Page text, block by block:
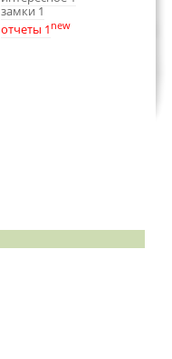
замки 1
отчеты 1 new